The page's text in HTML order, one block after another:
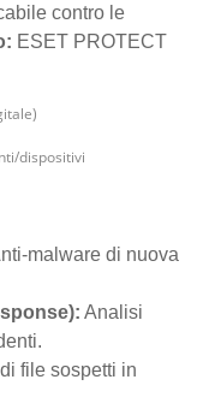
contro le
ESET PROTECT
dispositivi
malware di nuova
Analisi
file sospetti in